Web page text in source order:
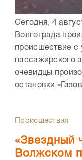
Сегодня, 4
Волгограда
происшествие с
пассажирского
очевидцы
остановки
Происшествия
«Звездный
Волжском